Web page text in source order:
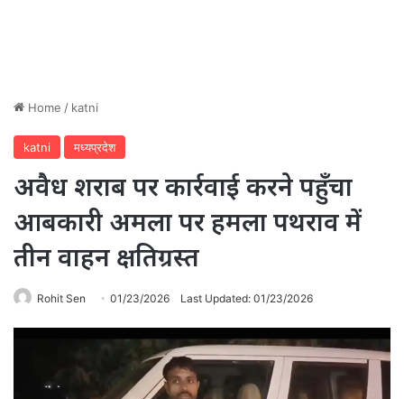
Home / katni
katni मध्यप्रदेश
अवैध शराब पर कार्रवाई करने पहुँचा
आबकारी अमला पर हमला पथराव में
तीन वाहन क्षतिग्रस्त
Rohit Sen 01/23/2026 Last Updated: 01/23/2026